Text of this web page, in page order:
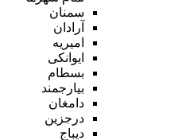
سمنان
آرادان
امیریه
ایوانکی
بسطام
بیارجمند
دامغان
درجزین
دیباج